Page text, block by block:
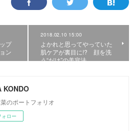
プ
ン
2018.02.10 15:00
よかれと思ってやっていた
肌ケアが裏目に!? 顔を洗
う“だけ”の美容法
KONDO
のポートフォリオ
ォロー